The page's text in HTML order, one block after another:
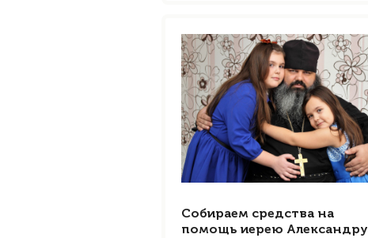
Собираем средства на
помощь иерею Александру